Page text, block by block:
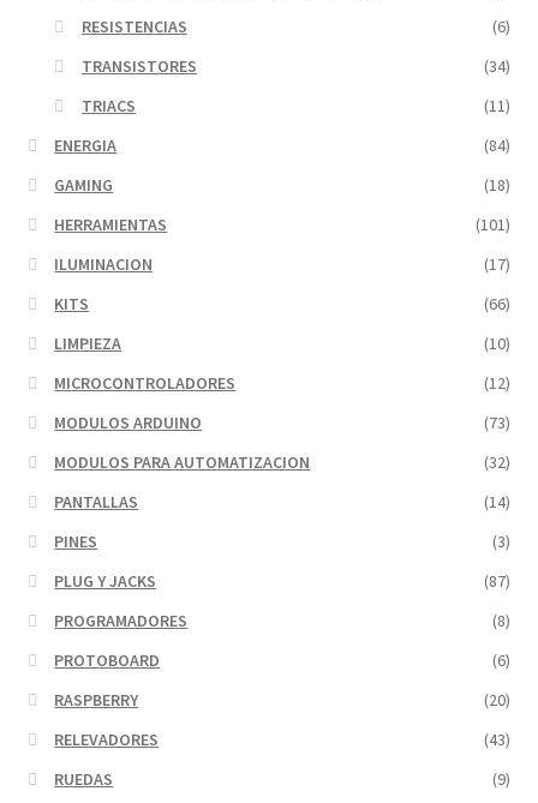
RESISTENCIAS
(6)
TRANSISTORES
(34)
TRIACS
(11)
ENERGIA
(84)
GAMING
(18)
HERRAMIENTAS
(101)
ILUMINACION
(17)
KITS
(66)
LIMPIEZA
(10)
MICROCONTROLADORES
(12)
MODULOS ARDUINO
(73)
MODULOS PARA AUTOMATIZACION
(32)
PANTALLAS
(14)
PINES
(3)
PLUG Y JACKS
(87)
PROGRAMADORES
(8)
PROTOBOARD
(6)
RASPBERRY
(20)
RELEVADORES
(43)
RUEDAS
(9)